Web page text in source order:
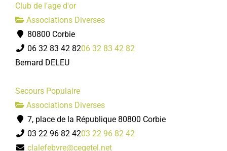
Club de l'age d'or
Associations Diverses
80800 Corbie
06 32 83 42 8206 32 83 42 82
Bernard DELEU
Secours Populaire
Associations Diverses
7, place de la République 80800 Corbie
03 22 96 82 4203 22 96 82 42
clalefebvre@cegetel.net